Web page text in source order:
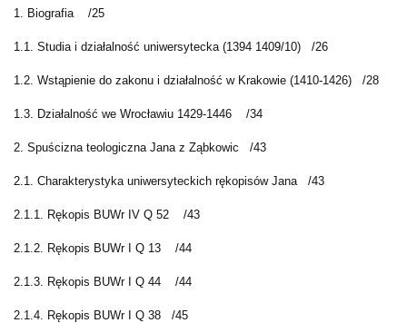
1. Biografia /25
1.1. Studia i działalność uniwersytecka (1394 1409/10) /26
1.2. Wstąpienie do zakonu i działalność w Krakowie (1410-1426) /28
1.3. Działalność we Wrocławiu 1429-1446 /34
2. Spuścizna teologiczna Jana z Ząbkowic /43
2.1. Charakterystyka uniwersyteckich rękopisów Jana /43
2.1.1. Rękopis BUWr IV Q 52 /43
2.1.2. Rękopis BUWr I Q 13 /44
2.1.3. Rękopis BUWr I Q 44 /44
2.1.4. Rękopis BUWr I Q 38 /45